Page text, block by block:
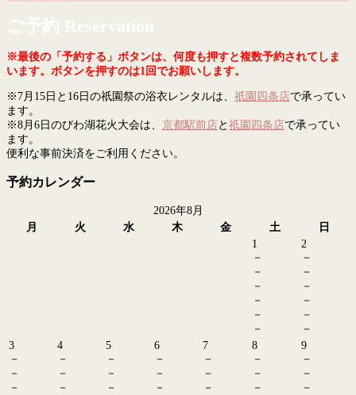
ご予約 Reservation
※最後の「予約する」ボタンは、何度も押すと複数予約されてしま
います。ボタンを押すのは1回でお願いします。
※7月15日と16日の祇園祭の浴衣レンタルは、 祇園四条店で承ってい
ます。
※8月6日のびわ湖花火大会は、 京都駅前店 と 祇園四条店で承ってい
ます。
便利な事前決済をご利用ください。
予約カレンダー
2026年8月
月
火 水 木 金 土
日
1
－
－
－
－
－
－
2
－
－
－
－
－
－
3
－
－
－
4
－
－
－
5
－
－
－
6
－
－
－
7
－
－
－
8
－
－
－
9
－
－
－